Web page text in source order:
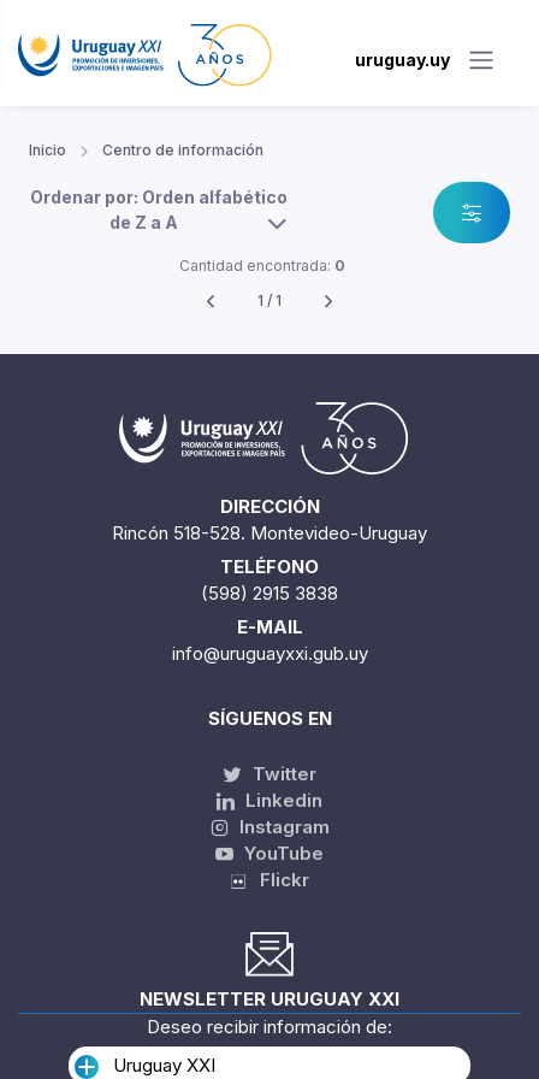
uruguay.uy
Inicio Centro de información
Ordenar por: Orden alfabético
de Z a A
Cantidad encontrada: 0
1 / 1
DIRECCIÓN
Rincón 518-528. Montevideo-Uruguay
TELÉFONO
(598) 2915 3838
E-MAIL
info@uruguayxxi.gub.uy
SÍGUENOS EN
Twitter
Linkedin
Instagram
YouTube
Flickr
NEWSLETTER URUGUAY XXI
Deseo recibir información de:
Uruguay XXI